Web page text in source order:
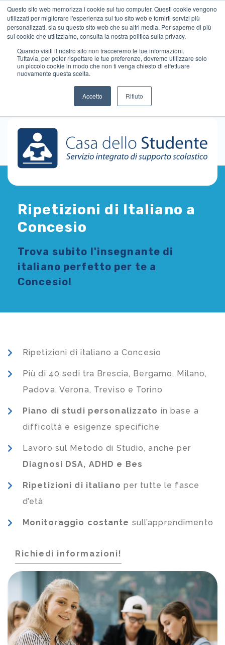
Questo sito web memorizza i cookie sul tuo computer. Questi cookie vengono
utilizzati per migliorare l'esperienza sul tuo sito web e fornirti servizi più
personalizzati, sia su questo sito web che su altri media. Per saperne di più
sui cookie che utilizziamo, consulta la nostra politica sulla privacy.
Quando visiti il ​​nostro sito non tracceremo le tue informazioni.
Tuttavia, per poter rispettare le tue preferenze, dovremo utilizzare solo
un piccolo cookie in modo che non ti venga chiesto di effettuare
nuovamente questa scelta.
Accetto Rifiuto
Ripetizioni di Italiano a
Concesio
Trova subito l'insegnante di
italiano perfetto per te a
Concesio!
Ripetizioni di italiano a Concesio
Più di 40 sedi tra Brescia, Bergamo, Milano,
Padova, Verona, Treviso e Torino
Piano di studi personalizzato in base a
difficoltà e esigenze specifiche
Lavoro sul Metodo di Studio, anche per
Diagnosi DSA, ADHD e Bes
Ripetizioni di italiano per tutte le fasce
d’età
Monitoraggio costante sull’apprendimento
Richiedi informazioni!